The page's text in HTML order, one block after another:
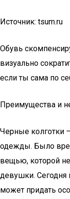
Источник: tsum.ru
Обувь
визуально
если ты сама по
Преимущества и
Черные колготки
одежды. Было
вещью, которой
девушки. Сегодня
может придать